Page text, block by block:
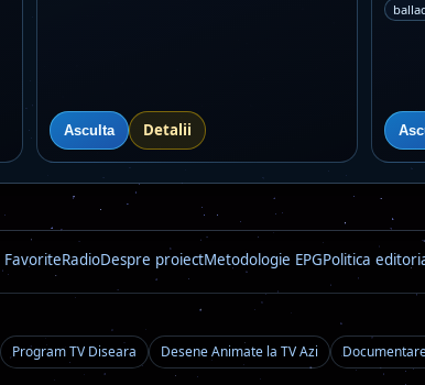
Asculta Detalii
FavoriteRadioDespre proiectMetodologie EPGPolitica
Program TV Diseara Desene Animate la TV Azi